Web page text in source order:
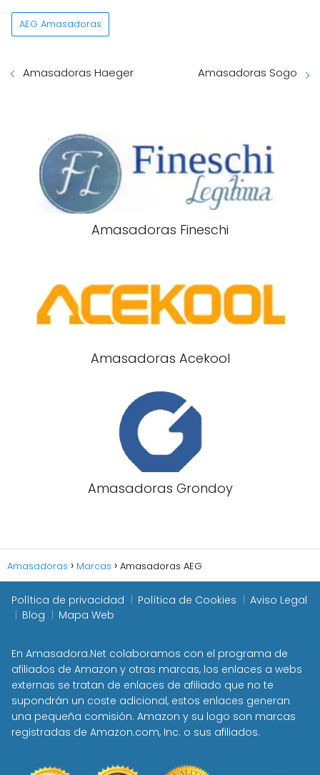
AEG Amasadoras
Amasadoras Haeger Amasadoras Sogo
Amasadoras Fineschi
Amasadoras Acekool
Amasadoras Grondoy
Amasadoras Marcas Amasadoras AEG
Política de privacidad Política de Cookies
Aviso Legal
Blog
Mapa Web
En Amasadora.Net colaboramos con el programa de
afiliados de Amazon y otras marcas, los enlaces a webs
externas se tratan de enlaces de afiliado que no te
supondrán un coste adicional, estos enlaces generan
una pequeña comisión. Amazon y su logo son marcas
registradas de Amazon.com, Inc. o sus afiliados.